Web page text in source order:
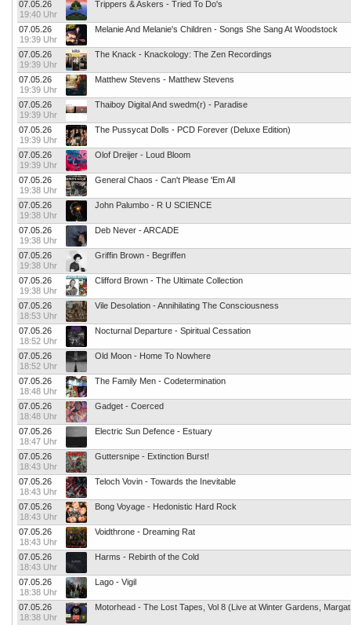
07.05.26
19:40 Uhr
Trippers & Askers - Tried To Do's
07.05.26
19:39 Uhr
Melanie And Melanie's Children - Songs She Sang At Woodstock
07.05.26
19:39 Uhr
The Knack - Knackology: The Zen Recordings
07.05.26
19:39 Uhr
Matthew Stevens - Matthew Stevens
07.05.26
19:39 Uhr
Thaiboy Digital And swedm(r) - Paradise
07.05.26
19:39 Uhr
The Pussycat Dolls - PCD Forever (Deluxe Edition)
07.05.26
19:39 Uhr
Olof Dreijer - Loud Bloom
07.05.26
19:38 Uhr
General Chaos - Can't Please 'Em All
07.05.26
19:38 Uhr
John Palumbo - R U SCIENCE
07.05.26
19:38 Uhr
Deb Never - ARCADE
07.05.26
19:38 Uhr
Griffin Brown - Begriffen
07.05.26
19:38 Uhr
Clifford Brown - The Ultimate Collection
07.05.26
18:53 Uhr
Vile Desolation - Annihilating The Consciousness
07.05.26
18:52 Uhr
Nocturnal Departure - Spiritual Cessation
07.05.26
18:52 Uhr
Old Moon - Home To Nowhere
07.05.26
18:48 Uhr
The Family Men - Codetermination
07.05.26
18:48 Uhr
Gadget - Coerced
07.05.26
18:47 Uhr
Electric Sun Defence - Estuary
07.05.26
18:43 Uhr
Guttersnipe - Extinction Burst!
07.05.26
18:43 Uhr
Teloch Vovin - Towards the Inevitable
07.05.26
18:43 Uhr
Bong Voyage - Hedonistic Hard Rock
07.05.26
18:43 Uhr
Voidthrone - Dreaming Rat
07.05.26
18:43 Uhr
Harms - Rebirth of the Cold
07.05.26
18:38 Uhr
Lago - Vigil
07.05.26
18:38 Uhr
Motorhead - The Lost Tapes, Vol 8 (Live at Winter Gardens, Margat